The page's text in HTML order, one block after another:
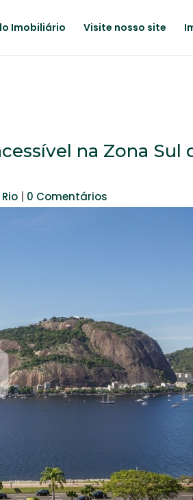
Imobiliário Visite nosso site
na Zona Sul
0 Comentários